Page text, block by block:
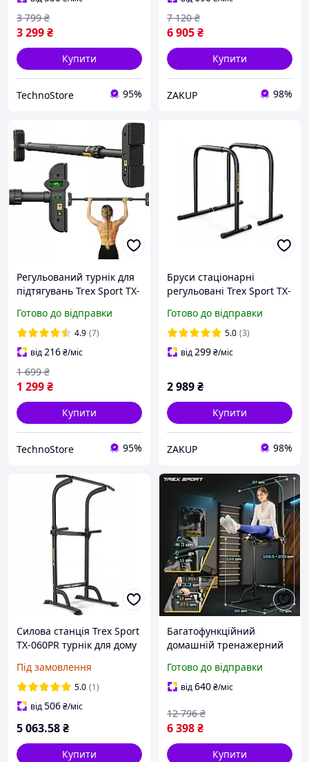
3 299₴
3 799 ₴
Купити
TechnoStore 95%
6 905₴
7 120 ₴
Купити
ZAKUP 98%
Регульований турнік для
підтягувань Trex Sport TX-
Готово до відправки
4.9 (7)
від216₴/міс
1 299₴
1 699 ₴
Купити
TechnoStore 95%
Бруси стаціонарні
регульовані Trex Sport TX-
Багатофункціональні
паралельні бруси
Готово до відправки
5.0 (3)
від299₴/міс
2 989₴
Купити
ZAKUP 98%
Силова станція Trex Sport
TX-060PR турнік для дому
Під замовлення
5.0 (1)
від506₴/міс
5 063.58₴
Купити
Багатофункційний
домашній тренажерний
060PR зі змінною висотою
стійки та навісними
Готово до відправки
від640₴/міс
6 398₴
12 796 ₴
Купити